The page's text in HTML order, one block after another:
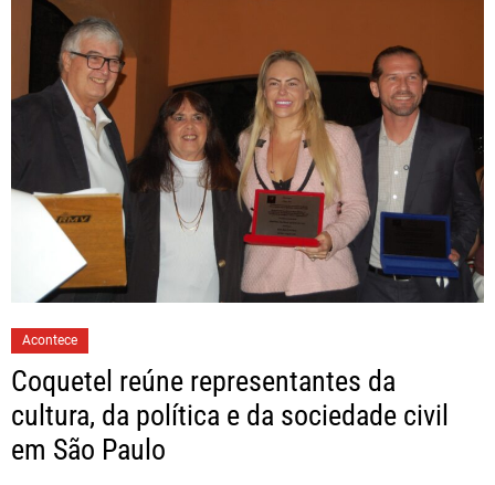
Acontece
Coquetel reúne representantes da
cultura, da política e da sociedade civil
em São Paulo